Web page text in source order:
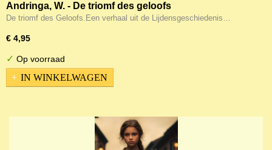
Andringa, W. - De triomf des geloofs
De triomf des Geloofs.Een verhaal uit de Lijdensgeschiedenis…
€ 4,95
✓ Op voorraad
IN WINKELWAGEN